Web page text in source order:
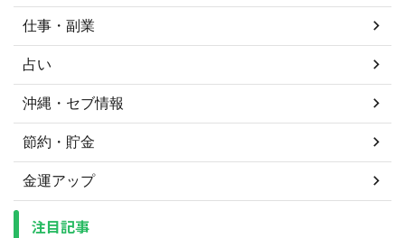
仕事・副業
占い
沖縄・セブ情報
節約・貯金
金運アップ
注目記事